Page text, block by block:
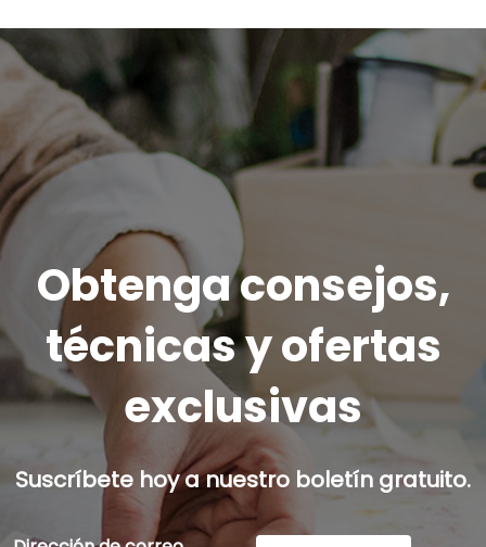
Obtenga consejos,
técnicas y ofertas
exclusivas
Suscríbete hoy a nuestro boletín gratuito.